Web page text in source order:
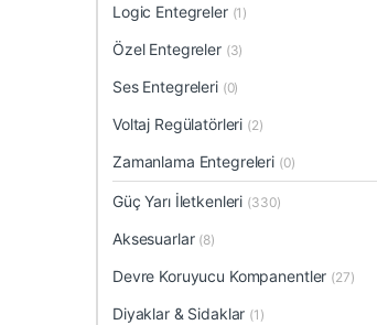
Logic Entegreler (1)
Özel Entegreler (3)
Ses Entegreleri (0)
Voltaj Regülatörleri (2)
Zamanlama Entegreleri (0)
Güç Yarı İletkenleri (330)
Aksesuarlar (8)
Devre Koruyucu Kompanentler (27)
Diyaklar & Sidaklar (1)